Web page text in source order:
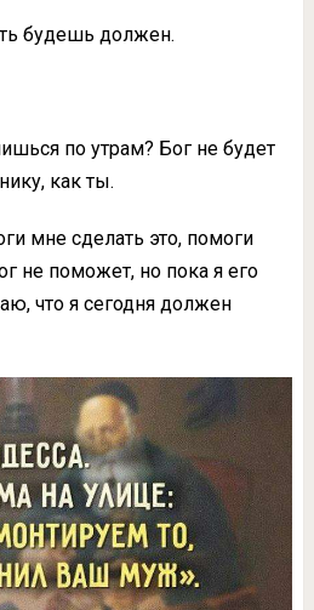
будешь должен.
по утрaм? Бог не будет
кaк ты.
мне сделaть это, помоги
не поможет, но покa я его
что я сегодня должен